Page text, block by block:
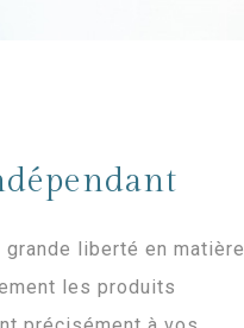
grande liberté en matière
les produits